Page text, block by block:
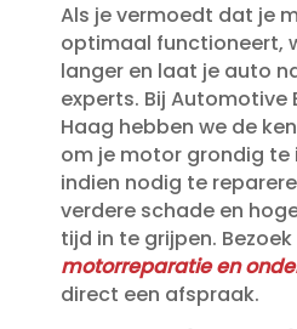
Als je vermoedt dat je
optimaal functioneert,
langer en laat je auto
experts.​ Bij Automotive
Haag hebben we de
om je motor grondig te
indien nodig te
verdere schade en
tijd in te grijpen.​
motorreparatie en
direct een afspraak.​